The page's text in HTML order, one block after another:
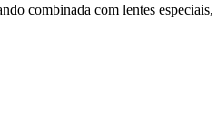
combinada com lentes